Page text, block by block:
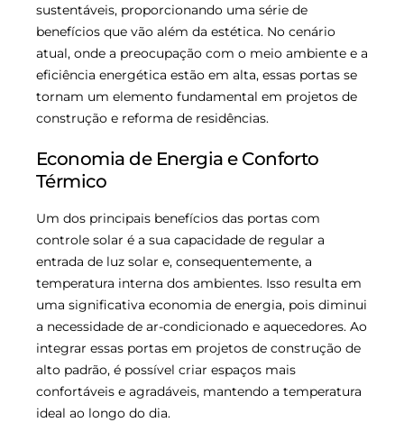
sustentáveis, proporcionando uma série de
benefícios que vão além da estética. No cenário
atual, onde a preocupação com o meio ambiente e a
eficiência energética estão em alta, essas portas se
tornam um elemento fundamental em projetos de
construção e reforma de residências.
Economia de Energia e Conforto
Térmico
Um dos principais benefícios das portas com
controle solar é a sua capacidade de regular a
entrada de luz solar e, consequentemente, a
temperatura interna dos ambientes. Isso resulta em
uma significativa economia de energia, pois diminui
a necessidade de ar-condicionado e aquecedores. Ao
integrar essas portas em projetos de construção de
alto padrão, é possível criar espaços mais
confortáveis e agradáveis, mantendo a temperatura
ideal ao longo do dia.